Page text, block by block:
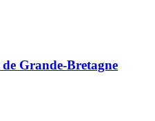
Grande-Bretagne